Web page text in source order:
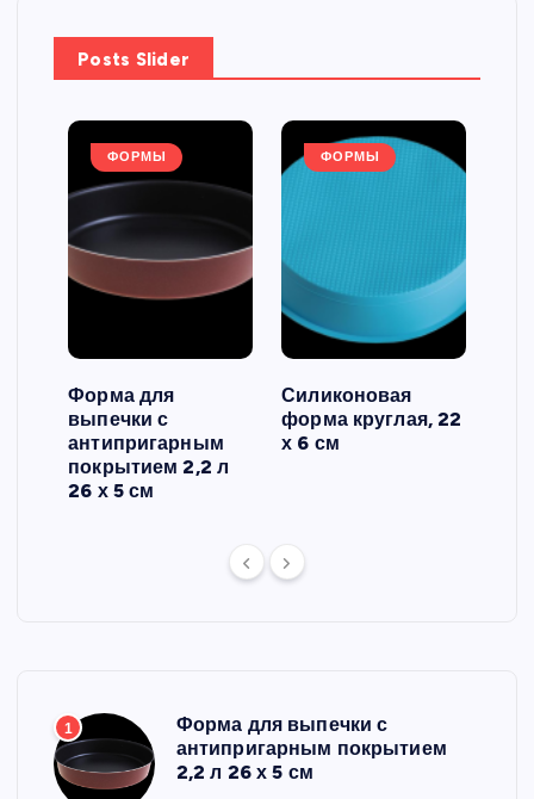
Posts Slider
ФОРМЫ
Форма для
выпечки с
антипригарным
покрытием 2,2 л
26 х 5 см
ФОРМЫ
Силиконовая
форма круглая, 22
х 6 см
1
Форма для выпечки с
антипригарным покрытием
2,2 л 26 х 5 см